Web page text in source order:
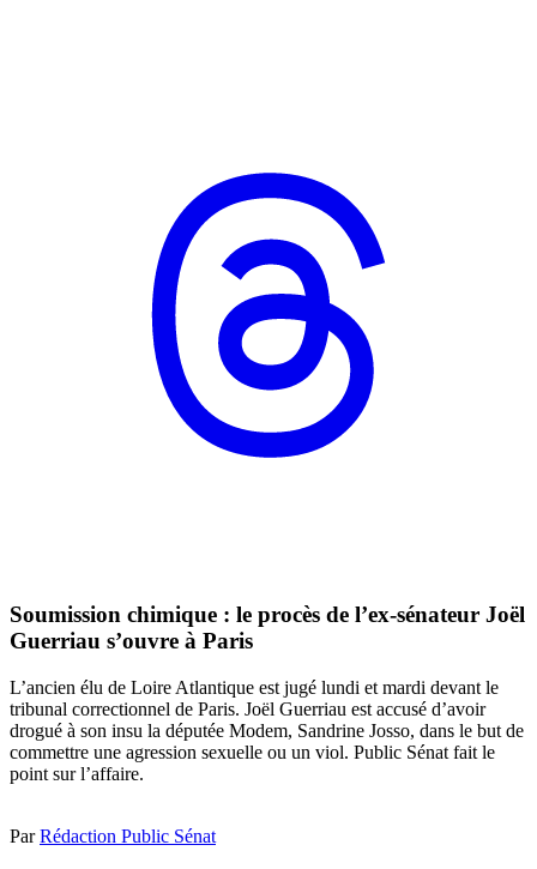
Soumission chimique : le procès de l’ex-sénateur Joël
Guerriau s’ouvre à Paris
L’ancien élu de Loire Atlantique est jugé lundi et mardi devant le
tribunal correctionnel de Paris. Joël Guerriau est accusé d’avoir
drogué à son insu la députée Modem, Sandrine Josso, dans le but de
commettre une agression sexuelle ou un viol. Public Sénat fait le
point sur l’affaire.
ParRédaction Public Sénat